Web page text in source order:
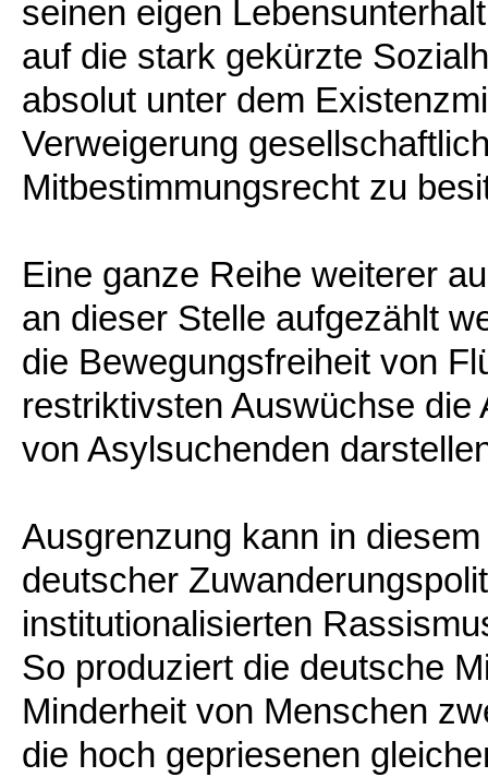
seinen eigen
auf die stark gekürzte
absolut unter dem
Verweigerung
Mitbestimmungsrecht zu
Eine ganze Reihe weiterer
an dieser Stelle aufgezählt
die Bewegungsfreiheit von
restriktivsten Auswüchse die
von Asylsuchenden
Ausgrenzung kann in
deutscher
institutionalisierten
So produziert die deutsche
Minderheit von Menschen
die hoch gepriesenen